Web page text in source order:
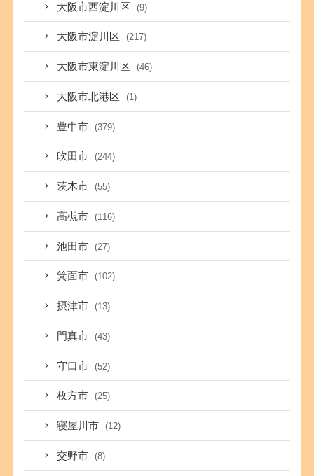
大阪市西淀川区 (9)
大阪市淀川区 (217)
大阪市東淀川区 (46)
大阪市北港区 (1)
豊中市 (379)
吹田市 (244)
茨木市 (55)
高槻市 (116)
池田市 (27)
箕面市 (102)
摂津市 (13)
門真市 (43)
守口市 (52)
枚方市 (25)
寝屋川市 (12)
交野市 (8)